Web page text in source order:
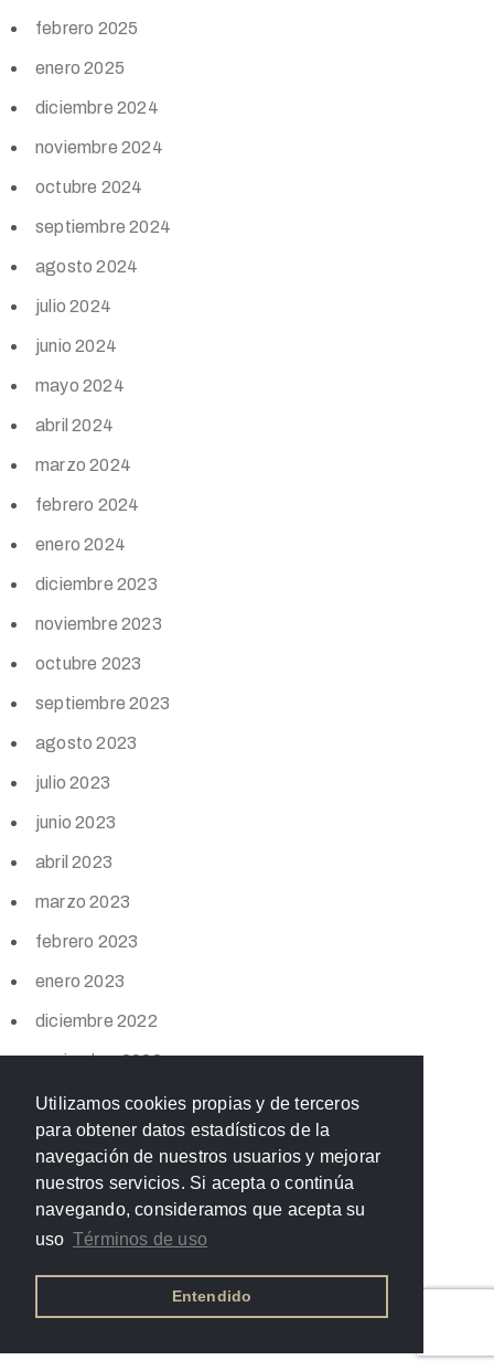
Utilizamos cookies propias y de terceros
para obtener datos estadísticos de la
navegación de nuestros usuarios y mejorar
nuestros servicios. Si acepta o continúa
navegando, consideramos que acepta su
uso Términos de uso
Entendido
febrero 2025
enero 2025
diciembre 2024
noviembre 2024
octubre 2024
septiembre 2024
agosto 2024
julio 2024
junio 2024
mayo 2024
abril 2024
marzo 2024
febrero 2024
enero 2024
diciembre 2023
noviembre 2023
octubre 2023
septiembre 2023
agosto 2023
julio 2023
junio 2023
abril 2023
marzo 2023
febrero 2023
enero 2023
diciembre 2022
noviembre 2022
octubre 2022
septiembre 2022
agosto 2022
julio 2022